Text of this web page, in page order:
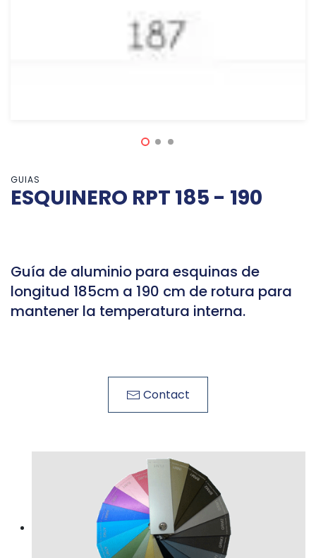
GUIAS
ESQUINERO RPT 185 - 190
Guía de aluminio para esquinas de
longitud 185cm a 190 cm de rotura para
mantener la temperatura interna.
Contact